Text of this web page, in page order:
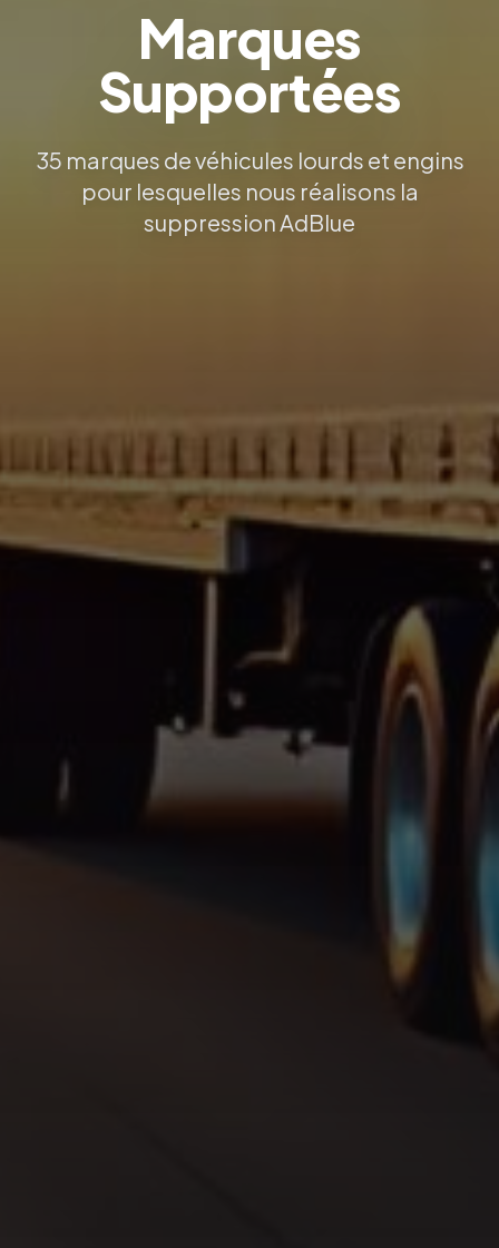
Marques
Supportées
35 marques de véhicules lourds et engins
pour lesquelles nous réalisons la
suppression AdBlue